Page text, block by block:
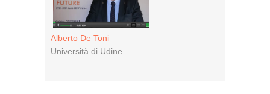
Alberto De Toni
Università di Udine